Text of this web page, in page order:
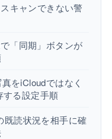
キャンできない警
「同期」ボタンが
をiCloudではなく
する設定手順
既読状況を相手に確